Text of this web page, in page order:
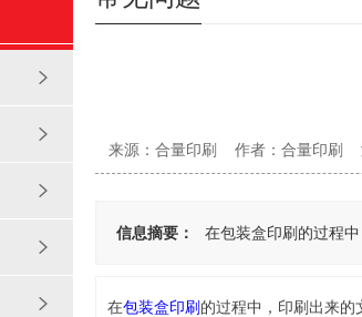
来源：合量印刷 作者：合量印刷
信息摘要： 在包装盒印刷的过程
在包装盒印刷 的过程中，印刷出来